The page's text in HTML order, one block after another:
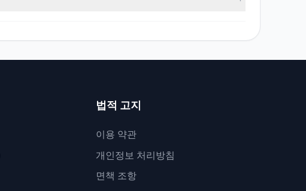
법적 고지
이용 약관
개인정보 처리방침
면책 조항